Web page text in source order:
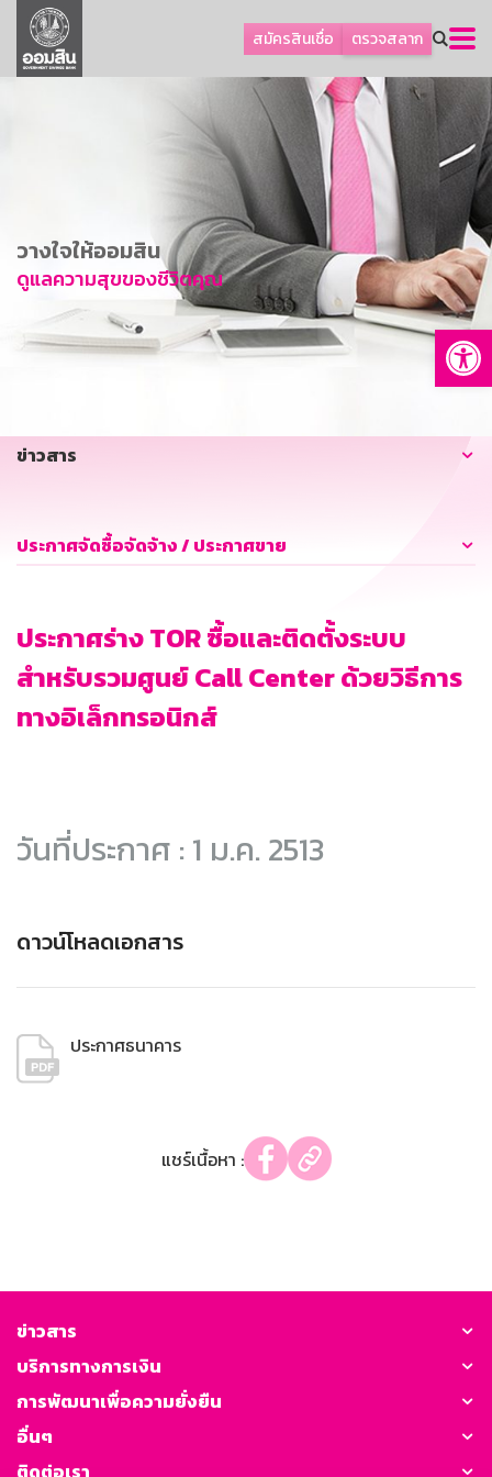
สมัครสินเชื่อ ตรวจสลาก
ลูกค้าธุรกิจ
ลูกค้าผู้ประกอบรายย่อย
การพัฒนาที่ยั่งยืน
ข่าวสาร
บริการทางการเงิน
อื่นๆ
วางใจให้ออมสิน
ดูแลความสุขของชีวิตคุณ
ข่าวสาร
ประกาศจัดซื้อจัดจ้าง / ประกาศขาย
ประกาศร่าง TOR ซื้อและติดตั้งระบบ
สำหรับรวมศูนย์ Call Center ด้วยวิธีการ
ทางอิเล็กทรอนิกส์
วันที่ประกาศ : 1 ม.ค. 2513
ดาวน์โหลดเอกสาร
ประกาศธนาคาร
แชร์เนื้อหา :
ข่าวสาร
บริการทางการเงิน
การพัฒนาเพื่อความยั่งยืน
อื่นๆ